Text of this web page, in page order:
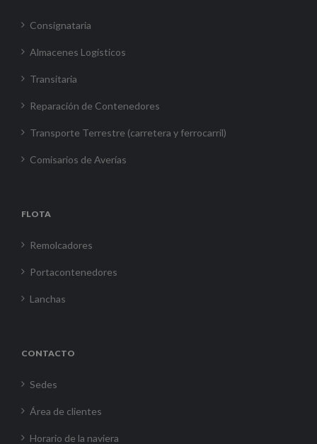
Consignataria
Almacenes Logísticos
Transitaria
Reparación de Contenedores
Transporte Terrestre (carretera y ferrocarril)
Comisarios de Averías
FLOTA
Remolcadores
Portacontenedores
Lanchas
CONTACTO
Sedes
Área de clientes
Horario de la naviera